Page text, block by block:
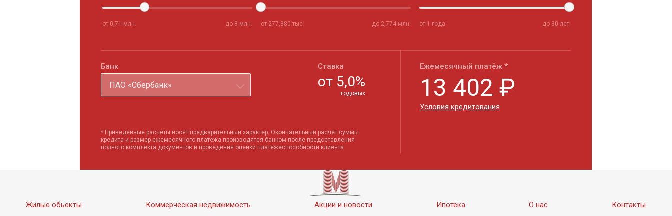
от 0,71 млн. до 8 млн. от 277,380 тыс до 2,774 млн. от 1 года до 30 лет
Банк
ПАО «Сбербанк»
Ставка
от 5,0%
годовых
* Приведённые расчёты носят предварительный характер. Окончательный расчёт суммы
кредита и размер ежемесячного платежа производятся банком после предоставления
полного комплекта документов и проведения оценки платёжеспособности клиента
Ежемесячный платёж *
13 402 ₽
Условия кредитования
Жилые обьекты Коммерческая недвижимость Акции и новости Ипотека О нас Контакты